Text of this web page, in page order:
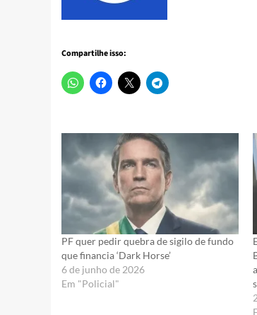
Compartilhe isso:
PF quer pedir quebra de sigilo de fundo
que financia ‘Dark Horse’
6 de junho de 2026
Em "Policial"